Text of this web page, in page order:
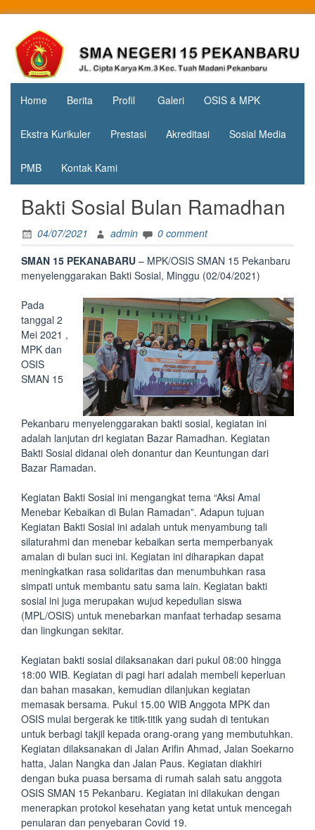
contentSMA
Negeri 15
Pekanbaru
Jl. Cipta
Karya
KM.3, Kec.
Tuah
Madani,
Home Berita Profil Galeri OSIS & MPK
Ekstra Kurikuler Prestasi Akreditasi Sosial Media
PMB Kontak Kami
Bakti Sosial Bulan Ramadhan
04/07/2021 admin
0 comment
SMAN 15 PEKANABARU – MPK/OSIS SMAN 15 Pekanbaru
menyelenggarakan Bakti Sosial, Minggu (02/04/2021)
Pada
tanggal 2
Mei 2021 ,
MPK dan
OSIS
SMAN 15
Pekanbaru menyelenggarakan bakti sosial, kegiatan ini
adalah lanjutan dri kegiatan Bazar Ramadhan. Kegiatan
Bakti Sosial didanai oleh donantur dan Keuntungan dari
Bazar Ramadan.
Kegiatan Bakti Sosial ini mengangkat tema “Aksi Amal
Menebar Kebaikan di Bulan Ramadan”. Adapun tujuan
Kegiatan Bakti Sosial ini adalah untuk menyambung tali
silaturahmi dan menebar kebaikan serta memperbanyak
amalan di bulan suci ini. Kegiatan ini diharapkan dapat
meningkatkan rasa solidaritas dan menumbuhkan rasa
simpati untuk membantu satu sama lain. Kegiatan bakti
sosial ini juga merupakan wujud kepedulian siswa
(MPL/OSIS) untuk menebarkan manfaat terhadap sesama
dan lingkungan sekitar.
Kegiatan bakti sosial dilaksanakan dari pukul 08:00 hingga
18:00 WIB. Kegiatan di pagi hari adalah membeli keperluan
dan bahan masakan, kemudian dilanjukan kegiatan
memasak bersama. Pukul 15.00 WIB Anggota MPK dan
OSIS mulai bergerak ke titik-titik yang sudah di tentukan
untuk berbagi takjil kepada orang-orang yang membutuhkan.
Kegiatan dilaksanakan di Jalan Arifin Ahmad, Jalan Soekarno
hatta, Jalan Nangka dan Jalan Paus. Kegiatan diakhiri
dengan buka puasa bersama di rumah salah satu anggota
OSIS SMAN 15 Pekanbaru. Kegiatan ini dilakukan dengan
menerapkan protokol kesehatan yang ketat untuk mencegah
penularan dan penyebaran Covid 19.